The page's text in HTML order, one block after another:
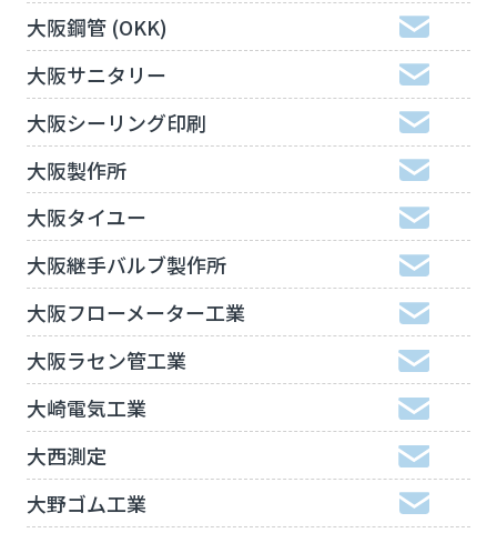
大阪鋼管 (OKK)
大阪サニタリー
大阪シーリング印刷
大阪製作所
大阪タイユー
大阪継手バルブ製作所
大阪フローメーター工業
大阪ラセン管工業
大崎電気工業
大西測定
大野ゴム工業